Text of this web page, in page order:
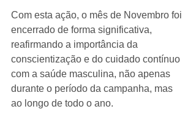
Com esta ação, o mês de Novembro foi
encerrado de forma significativa,
reafirmando a importância da
conscientização e do cuidado contínuo
com a saúde masculina, não apenas
durante o período da campanha, mas
ao longo de todo o ano.